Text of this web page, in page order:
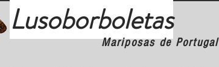
Lusoborboletas
Mariposas de Portugal